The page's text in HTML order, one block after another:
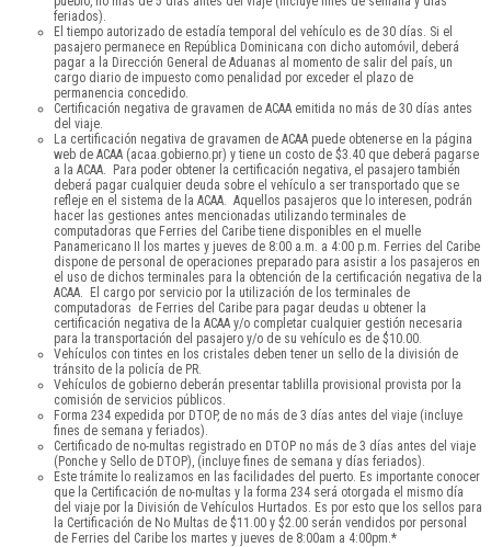
feriados).
El tiempo autorizado de estadía temporal del vehículo es de 30 días. Si el
pasajero permanece en República Dominicana con dicho automóvil, deberá
pagar a la Dirección General de Aduanas al momento de salir del país, un
cargo diario de impuesto como penalidad por exceder el plazo de
permanencia concedido.
Certificación negativa de gravamen de ACAA emitida no más de 30 días antes
del viaje.
La certificación negativa de gravamen de ACAA puede obtenerse en la página
web de ACAA (acaa.gobierno.pr) y tiene un costo de $3.40 que deberá pagarse
a la ACAA. Para poder obtener la certificación negativa, el pasajero también
deberá pagar cualquier deuda sobre el vehículo a ser transportado que se
refleje en el sistema de la ACAA. Aquellos pasajeros que lo interesen, podrán
hacer las gestiones antes mencionadas utilizando terminales de
computadoras que Ferries del Caribe tiene disponibles en el muelle
Panamericano II los martes y jueves de 8:00 a.m. a 4:00 p.m. Ferries del Caribe
dispone de personal de operaciones preparado para asistir a los pasajeros en
el uso de dichos terminales para la obtención de la certificación negativa de la
ACAA. El cargo por servicio por la utilización de los terminales de
computadoras de Ferries del Caribe para pagar deudas u obtener la
certificación negativa de la ACAA y/o completar cualquier gestión necesaria
para la transportación del pasajero y/o de su vehículo es de $10.00.
Vehículos con tintes en los cristales deben tener un sello de la división de
tránsito de la policía de PR.
Vehículos de gobierno deberán presentar tablilla provisional provista por la
comisión de servicios públicos.
Forma 234 expedida por DTOP, de no más de 3 días antes del viaje (incluye
fines de semana y feriados).
Certificado de no-multas registrado en DTOP no más de 3 días antes del viaje
(Ponche y Sello de DTOP), (incluye fines de semana y días feriados).
Este trámite lo realizamos en las facilidades del puerto. Es importante conocer
que la Certificación de no-multas y la forma 234 será otorgada el mismo día
del viaje por la División de Vehículos Hurtados. Es por esto que los sellos para
la Certificación de No Multas de $11.00 y $2.00 serán vendidos por personal
de Ferries del Caribe los martes y jueves de 8:00am a 4:00pm.*